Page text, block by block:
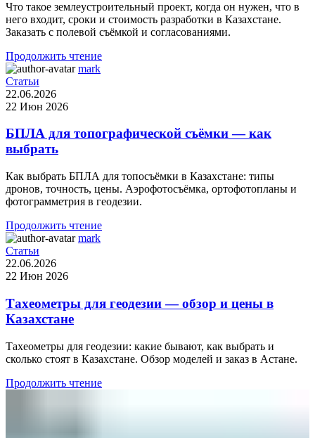
Что такое землеустроительный проект, когда он нужен, что в
него входит, сроки и стоимость разработки в Казахстане.
Заказать с полевой съёмкой и согласованиями.
Продолжить чтение
mark
Статьи
22.06.2026
22 Июн 2026
БПЛА для топографической съёмки — как
выбрать
Как выбрать БПЛА для топосъёмки в Казахстане: типы
дронов, точность, цены. Аэрофотосъёмка, ортофотопланы и
фотограмметрия в геодезии.
Продолжить чтение
mark
Статьи
22.06.2026
22 Июн 2026
Тахеометры для геодезии — обзор и цены в
Казахстане
Тахеометры для геодезии: какие бывают, как выбрать и
сколько стоят в Казахстане. Обзор моделей и заказ в Астане.
Продолжить чтение